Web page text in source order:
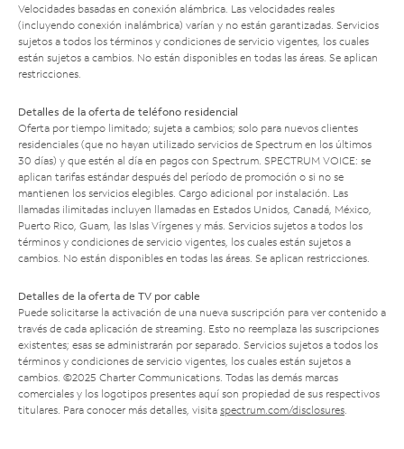
Velocidades basadas en conexión alámbrica. Las velocidades reales
(incluyendo conexión inalámbrica) varían y no están garantizadas. Servicios
sujetos a todos los términos y condiciones de servicio vigentes, los cuales
están sujetos a cambios. No están disponibles en todas las áreas. Se aplican
restricciones.
Detalles de la oferta de teléfono residencial
Oferta por tiempo limitado; sujeta a cambios; solo para nuevos clientes
residenciales (que no hayan utilizado servicios de Spectrum en los últimos
30 días) y que estén al día en pagos con Spectrum. SPECTRUM VOICE: se
aplican tarifas estándar después del período de promoción o si no se
mantienen los servicios elegibles. Cargo adicional por instalación. Las
llamadas ilimitadas incluyen llamadas en Estados Unidos, Canadá, México,
Puerto Rico, Guam, las Islas Vírgenes y más. Servicios sujetos a todos los
términos y condiciones de servicio vigentes, los cuales están sujetos a
cambios. No están disponibles en todas las áreas. Se aplican restricciones.
Detalles de la oferta de TV por cable
Puede solicitarse la activación de una nueva suscripción para ver contenido a
través de cada aplicación de streaming. Esto no reemplaza las suscripciones
existentes; esas se administrarán por separado. Servicios sujetos a todos los
términos y condiciones de servicio vigentes, los cuales están sujetos a
cambios. ©2025 Charter Communications. Todas las demás marcas
comerciales y los logotipos presentes aquí son propiedad de sus respectivos
titulares. Para conocer más detalles, visita spectrum.com/disclosures